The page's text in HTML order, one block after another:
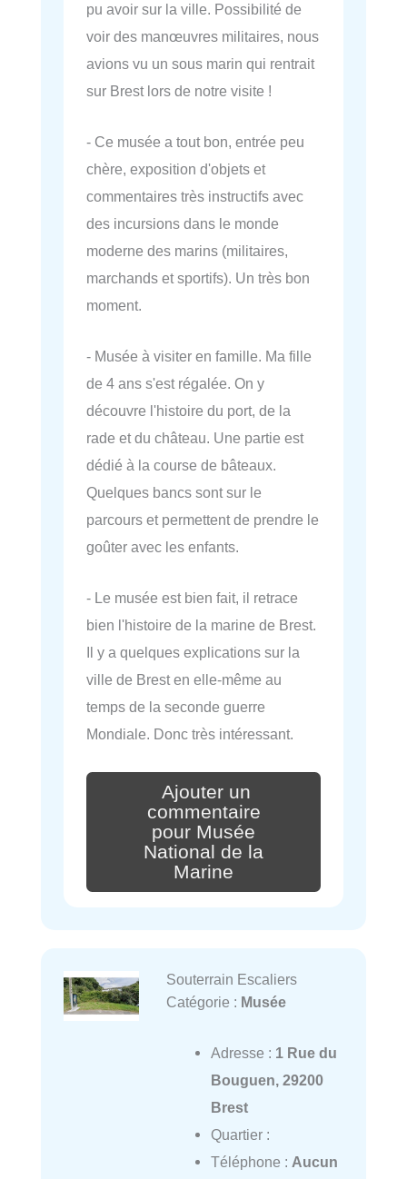
pu avoir sur la ville. Possibilité de
voir des manœuvres militaires, nous
avions vu un sous marin qui rentrait
sur Brest lors de notre visite !
- Ce musée a tout bon, entrée peu
chère, exposition d'objets et
commentaires très instructifs avec
des incursions dans le monde
moderne des marins (militaires,
marchands et sportifs). Un très bon
moment.
- Musée à visiter en famille. Ma fille
de 4 ans s'est régalée. On y
découvre l'histoire du port, de la
rade et du château. Une partie est
dédié à la course de bâteaux.
Quelques bancs sont sur le
parcours et permettent de prendre le
goûter avec les enfants.
- Le musée est bien fait, il retrace
bien l'histoire de la marine de Brest.
Il y a quelques explications sur la
ville de Brest en elle-même au
temps de la seconde guerre
Mondiale. Donc très intéressant.
Ajouter un
commentaire
pour Musée
National de la
Marine
Souterrain Escaliers
Catégorie : Musée
Adresse : 1 Rue du
Bouguen, 29200
Brest
Quartier :
Téléphone : Aucun